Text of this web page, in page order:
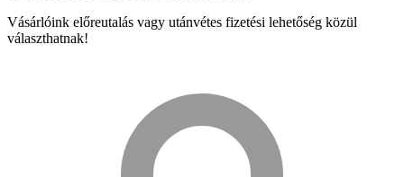
Vásárlóink előreutalás vagy utánvétes fizetési lehetőség közül
választhatnak!